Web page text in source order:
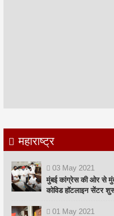
महाराष्ट्र
03 May 2021
मुंबई कांग्रेस की ओर से
कोविड हॉटलाइन सेंटर
01 May 2021